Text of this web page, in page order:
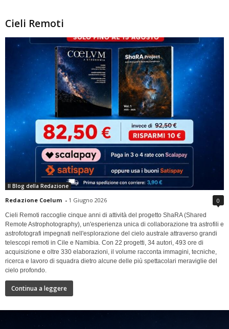
Cieli Remoti
Il Blog della Redazione
Redazione Coelum - 1 Giugno 2026 0
Cieli Remoti raccoglie cinque anni di attività del progetto ShaRA (Shared
Remote Astrophotography), un'esperienza unica di collaborazione tra astrofili e
astrofotografi impegnati nell'esplorazione del cielo australe attraverso grandi
telescopi remoti in Cile e Namibia. Con 22 progetti, 34 autori, 493 ore di
acquisizione e oltre 330 elaborazioni, il volume racconta immagini, tecniche,
ricerca e lavoro di squadra dietro alcune delle più spettacolari meraviglie del
cielo profondo.
Continua a leggere